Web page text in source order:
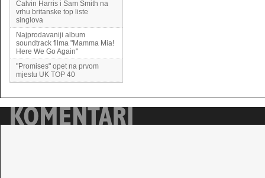
Calvin Harris i Sam Smith na
vrhu britanske top liste
singlova
Najprodavaniji album
soundtrack filma "Mamma Mia!
Here We Go Again"
"Promises" opet na prvom
mjestu UK TOP 40